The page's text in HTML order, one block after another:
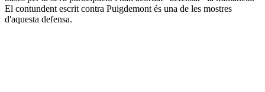
El contundent escrit contra Puigdemont és una de les mostres
d'aquesta defensa.